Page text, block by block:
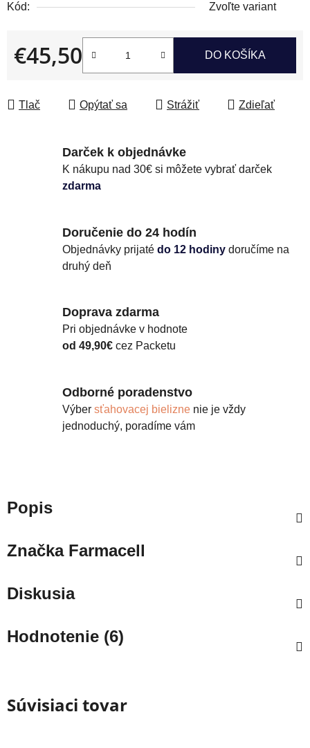
Kód:
Zvoľte variant
€45,50
Jednotková cena:
DO KOŠÍKA
Tlač Opýtať sa Strážiť Zdieľať
Darček k objednávke
K nákupu nad 30€ si môžete vybrať darček
zdarma
Doručenie do 24 hodín
Objednávky prijaté do 12 hodiny doručíme na
druhý deň
Doprava zdarma
Pri objednávke v hodnote
od 49,90€ cez Packetu
Odborné poradenstvo
Výber sťahovacej bielizne nie je vždy
jednoduchý, poradíme vám
Popis
ZnačkaFarmacell
Diskusia
Hodnotenie (6)
Súvisiaci tovar